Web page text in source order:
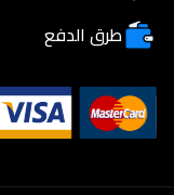
طرق الدفع